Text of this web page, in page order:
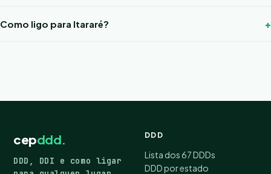
Como ligo para Itararé?
cepddd.
DDD, DDI e como ligar
DDD
Lista dos 67 DDDs
DDD por estado